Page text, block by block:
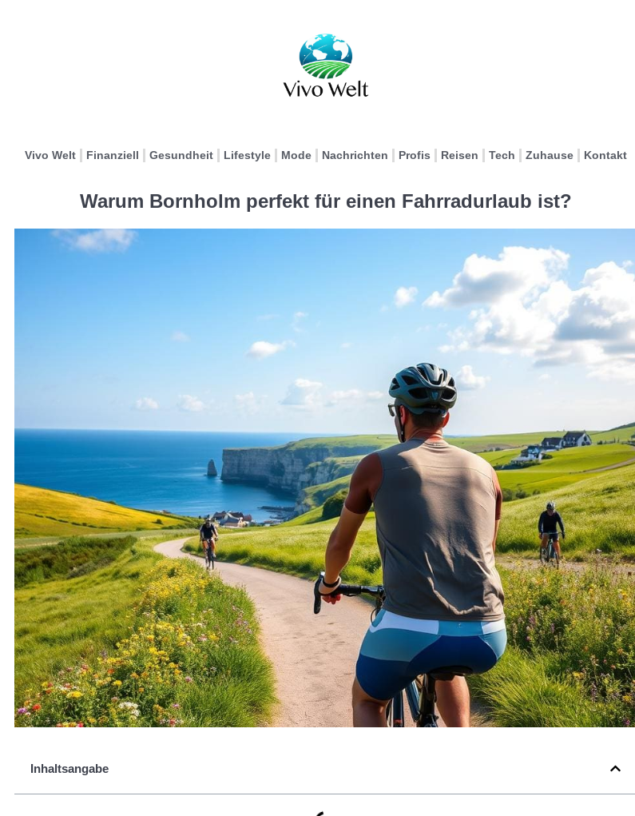
Vivo Welt Finanziell Gesundheit Lifestyle Mode Nachrichten Profis Reisen Tech Zuhause Kontakt
Warum Bornholm perfekt für einen Fahrradurlaub ist?
Inhaltsangabe